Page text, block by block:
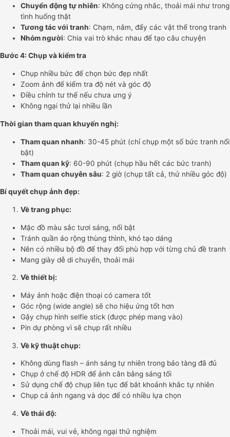
Chuyển động tự nhiên: Không cứng nhắc, thoải mái như trong
tình huống thật
Tương tác với tranh: Chạm, nắm, đẩy các vật thể trong tranh
Nhóm người: Chia vai trò khác nhau để tạo câu chuyện
Bước 4: Chụp và kiểm tra
Chụp nhiều bức để chọn bức đẹp nhất
Zoom ảnh để kiểm tra độ nét và góc độ
Điều chỉnh tư thế nếu chưa ưng ý
Không ngại thử lại nhiều lần
Thời gian tham quan khuyến nghị:
Tham quan nhanh: 30-45 phút (chỉ chụp một số bức tranh nổi
bật)
Tham quan kỹ: 60-90 phút (chụp hầu hết các bức tranh)
Tham quan chuyên sâu: 2 giờ (chụp tất cả, thử nhiều góc độ)
Bí quyết chụp ảnh đẹp:
Về trang phục:
Mặc đồ màu sắc tươi sáng, nổi bật
Tránh quần áo rộng thùng thình, khó tạo dáng
Nên có nhiều bộ đồ để thay đổi phù hợp với từng chủ đề tranh
Mang giày dễ di chuyển, thoải mái
Về thiết bị:
Máy ảnh hoặc điện thoại có camera tốt
Góc rộng (wide angle) sẽ cho hiệu ứng tốt hơn
Gậy chụp hình selfie stick (được phép mang vào)
Pin dự phòng vì sẽ chụp rất nhiều
Về kỹ thuật chụp:
Không dùng flash – ánh sáng tự nhiên trong bảo tàng đã đủ
Chụp ở chế độ HDR để ảnh cân bằng sáng tối
Sử dụng chế độ chụp liên tục để bắt khoảnh khắc tự nhiên
Chụp cả ảnh ngang và dọc để có nhiều lựa chọn
Về thái độ:
Thoải mái, vui vẻ, không ngại thử nghiệm